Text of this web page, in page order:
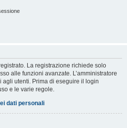
La registrazione richiede solo
alle funzioni avanzate. L’amministratore
utenti. Prima di eseguire il login
e le varie regole.
dati personali